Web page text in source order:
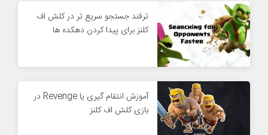
ترفند جستجو سریع تر در کلش اف
کلنز برای پیدا کردن دهکده ها
آموزش انتقام گیری یا Revenge در
بازی کلش اف کلنز